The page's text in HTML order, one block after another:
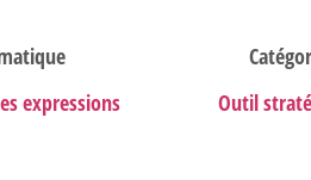
expressions
Outil